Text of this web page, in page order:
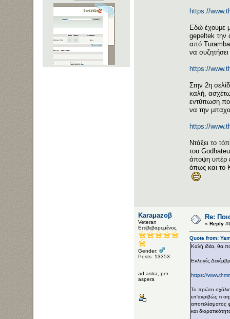
https://
Εδώ έχουμε
gepeltek την
από
να συζητήσει
https://
Στην 2η
καλή,
εντύπωση
να την
https://
Ντάξει το
του
άποψη υπέρ
όπως και το
Karaμazoβ
Veteran
Επιβεβαρυμένος
Gender:
Posts: 13353
ad astra, per
aspera
Re:
« Reply
Quote from:
Καλή ιδέα, θα
Εκλογές
https://
Το πρώτο
επ'ακριβώς τι
αποτελέσματος
και